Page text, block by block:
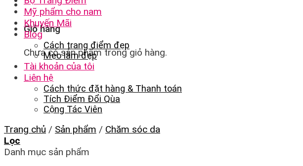
Giỏ hàng
Chưa có sản phẩm trong giỏ hàng.
Mỹ phẩm cho nam
Khuyến Mãi
Blog
Cách trang điểm đẹp
Mẹo làm đẹp
Tài khoản của tôi
Liên hệ
Cách thức đặt hàng & Thanh toán
Tích Điểm Đổi Qùa
Cộng Tác Viên
Trang chủ / Sản phẩm / Chăm sóc da
Lọc
Danh mục sản phẩm